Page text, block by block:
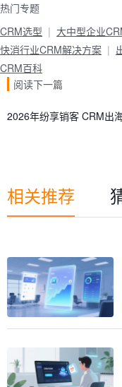
热门专题
CRM选型
大中型企业
快消行业CRM解决方案
CRM百科
阅读下一篇
2026年纷享销客 CRM出
相关推荐